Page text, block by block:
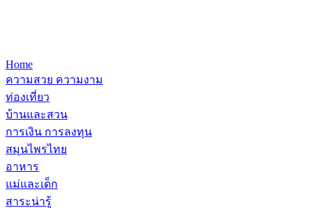
Home
ความสวย ความงาม
ท่องเที่ยว
บ้านและสวน
การเงิน การลงทุน
สมุนไพรไทย
อาหาร
แม่และเด็ก
สาระน่ารู้